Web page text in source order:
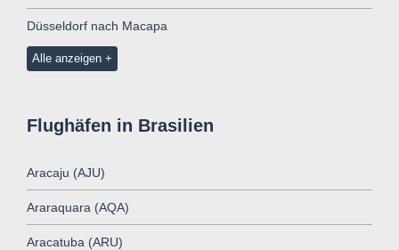
Düsseldorf nach Macapa
Alle anzeigen
Flughäfen in Brasilien
Aracaju (AJU)
Araraquara (AQA)
Aracatuba (ARU)